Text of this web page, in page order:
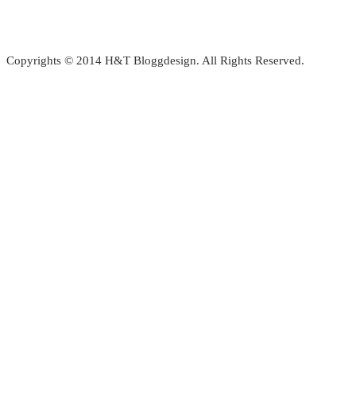
Copyrights © 2014 H&T Bloggdesign. All Rights Reserved.